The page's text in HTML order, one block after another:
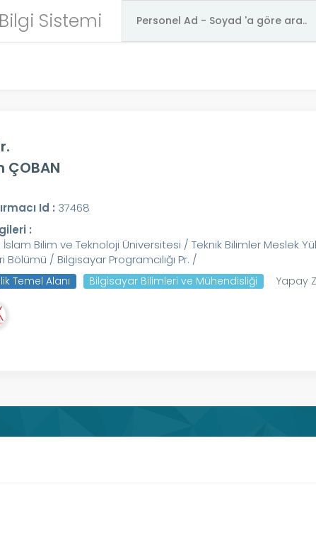
Sistemi
Id : 37468
:
Bilim ve Teknoloji Üniversitesi / Teknik Bilimler Meslek
Bölümü / Bilgisayar Programcılığı Pr. /
Temel Alanı Bilgisayar Bilimleri ve Mühendisliği Yapay